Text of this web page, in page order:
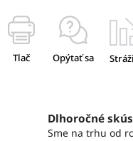
Tlač Opýtať sa
Dlhoročné
Sme na trhu od